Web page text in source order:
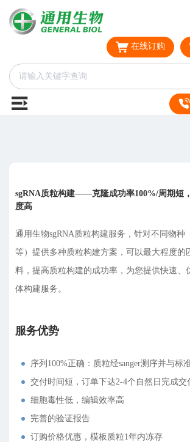
在线订购
sgRNA质粒构建——克隆成功率100%/周期短
度高
通用生物sgRNA质粒构建服务，针对不同物种
等）提供多种质粒构建方案，可以最大程度的
料，提高质粒构建的成功率，为您提供快速、
体构建服务。
服务优势
序列100%正确：质粒经sanger测序并与标
交付时间短，订单下达2-4个自然日完成交
细胞毒性低，编辑效率高
完善的验证报告
订购价格优惠，模板质粒1年内冻存